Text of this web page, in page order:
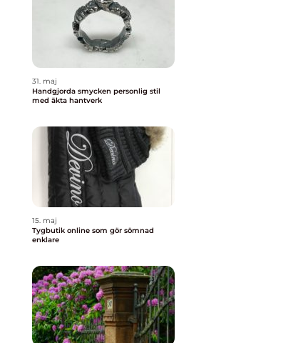
31. maj
Handgjorda smycken personlig stil
med äkta hantverk
15. maj
Tygbutik online som gör sömnad
enklare